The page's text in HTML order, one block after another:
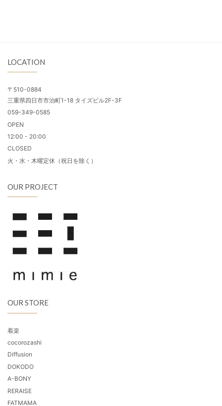
LOCATION
〒510-0884
三重県四日市市泊町1-18 タイズビル2F-3F
059-349-0585
OPEN
12:00 - 20:00
CLOSED
火・水・木曜定休（祝日を除く）
OUR PROJECT
OUR STORE
着楽
cocorozashi
Diffusion
DOKODO
A-BONY
RERAISE
FATMAMA